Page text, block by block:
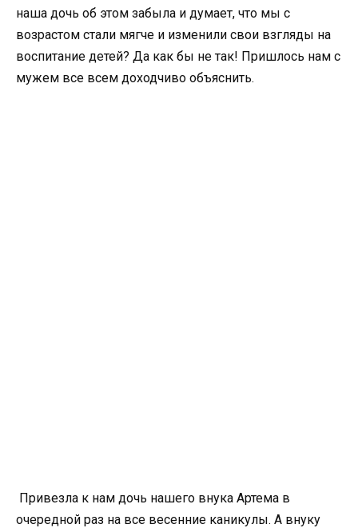
наша дочь об этом забыла и думает, что мы с
возрастом стали мягче и изменили свои взгляды на
воспитание детей? Да как бы не так! Пришлось нам с
мужем все всем доходчиво объяснить.
Привезла к нам дочь нашего внука Артема в
очередной раз на все весенние каникулы. А внуку